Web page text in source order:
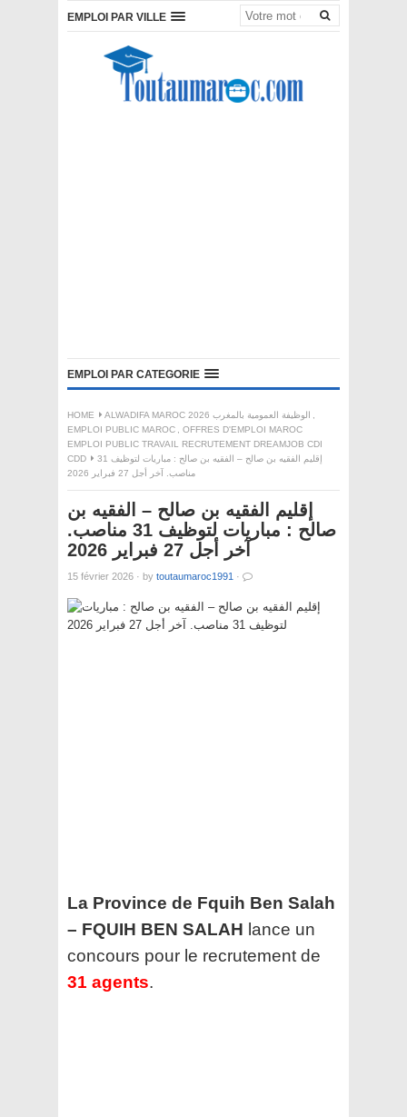
EMPLOI PAR VILLE
EMPLOI PAR CATEGORIE
HOME ALWADIFA MAROC 2026 الوظيفة العمومية بالمغرب
,
EMPLOI PUBLIC MAROC , OFFRES D'EMPLOI MAROC
EMPLOI PUBLIC TRAVAIL RECRUTEMENT DREAMJOB CDI
CDD
إقليم الفقيه بن صالح – الفقيه بن صالح : مباريات لتوظيف 31
مناصب. آخر أجل 27 فبراير 2026
إقليم الفقيه بن صالح – الفقيه بن
صالح : مباريات لتوظيف 31 مناصب.
آخر أجل 27 فبراير 2026
15 février 2026 · by toutaumaroc1991 ·
La Province de Fquih Ben Salah
– FQUIH BEN SALAH lance un
concours pour le recrutement de
31 agents.